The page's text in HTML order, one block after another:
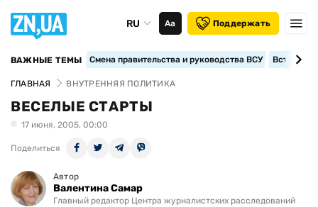
RU Аа Поддержать
ВАЖНЫЕ ТЕМЫ Смена правительства и руководства ВСУ
ГЛАВНАЯ ВНУТРЕННЯЯ ПОЛИТИКА
ВЕСЕЛЫЕ СТАРТЫ
17 июня, 2005, 00:00
Поделиться
Автор
Валентина Самар
Главный редактор Центра журналистских расследований